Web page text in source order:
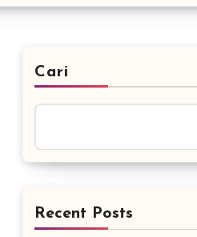
Cari
Recent Posts